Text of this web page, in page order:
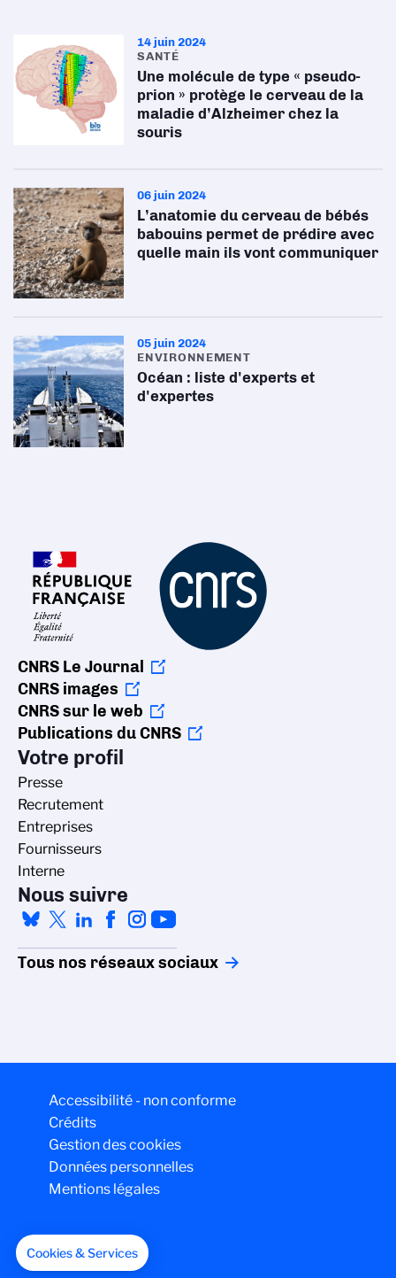
14 juin 2024
SANTÉ
Une molécule de type « pseudo-
prion » protège le cerveau de la
maladie d’Alzheimer chez la
souris
06 juin 2024
L’anatomie du cerveau de bébés
babouins permet de prédire avec
quelle main ils vont communiquer
05 juin 2024
ENVIRONNEMENT
Océan : liste d'experts et
d'expertes
CNRS Le Journal
CNRS images
CNRS sur le web
Publications du CNRS
Votre profil
Presse
Recrutement
Entreprises
Fournisseurs
Interne
Nous suivre
Tous nos réseaux sociaux
Accessibilité - non conforme
Crédits
Gestion des cookies
Données personnelles
Mentions légales
Cookies & Services